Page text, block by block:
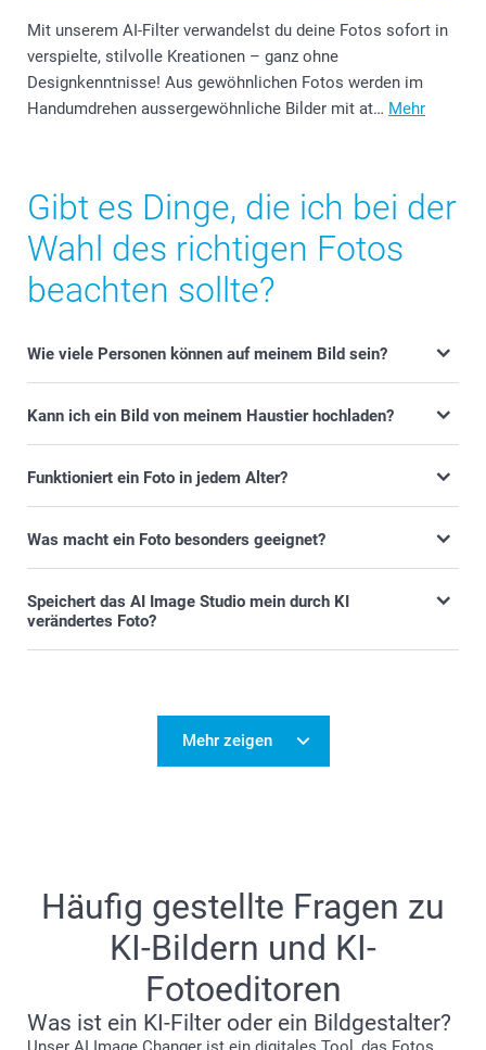
Mit unserem AI-Filter verwandelst du deine Fotos sofort in
verspielte, stilvolle Kreationen – ganz ohne
Designkenntnisse! Aus gewöhnlichen Fotos werden im
Handumdrehen aussergewöhnliche Bilder mit at… Mehr
Gibt es Dinge, die ich bei der
Wahl des richtigen Fotos
beachten sollte?
Wie viele Personen können auf meinem Bild sein?
Kann ich ein Bild von meinem Haustier hochladen?
Funktioniert ein Foto in jedem Alter?
Was macht ein Foto besonders geeignet?
Speichert das AI Image Studio mein durch KI
verändertes Foto?
Mehr zeigen
Häufig gestellte Fragen zu
KI-Bildern und KI-
Fotoeditoren
Was ist ein KI-Filter oder ein Bildgestalter?